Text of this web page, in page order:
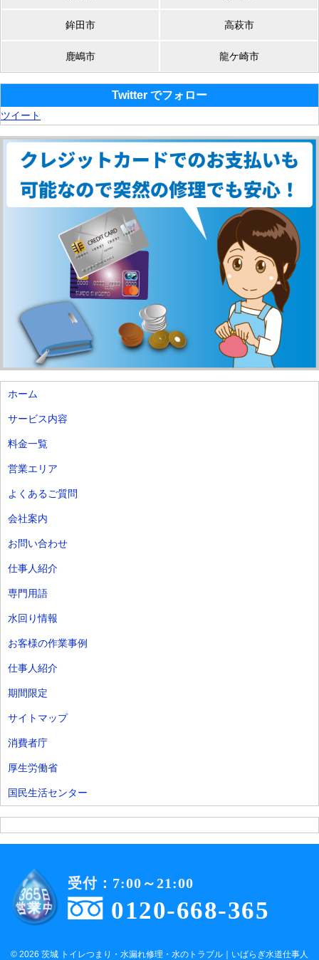
鉾田市 高萩市
鹿嶋市 龍ケ崎市
Twitter でフォロー
ツイート
ホーム
サービス内容
料金一覧
営業エリア
よくあるご質問
会社案内
お問い合わせ
仕事人紹介
専門用語
水回り情報
お客様の作業事例
仕事人紹介
期間限定
サイトマップ
消費者庁
厚生労働省
国民生活センター
0120-668-365
受付：7:00～21:00
© 2026 茨城 トイレつまり・水漏れ修理・水のトラブル｜いばらぎ水道仕事人